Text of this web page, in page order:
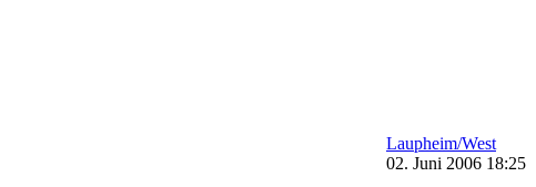
Laupheim/West
02. Juni 2006 18:25